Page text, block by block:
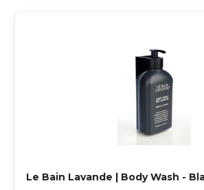
Le Bain Lavande | Body Wash -